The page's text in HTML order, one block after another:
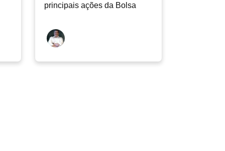
principais ações da Bolsa